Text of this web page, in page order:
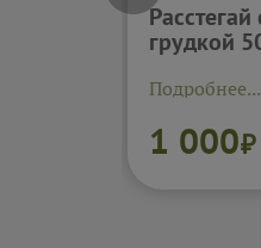
грудкой
Подробнее...
1 000₽